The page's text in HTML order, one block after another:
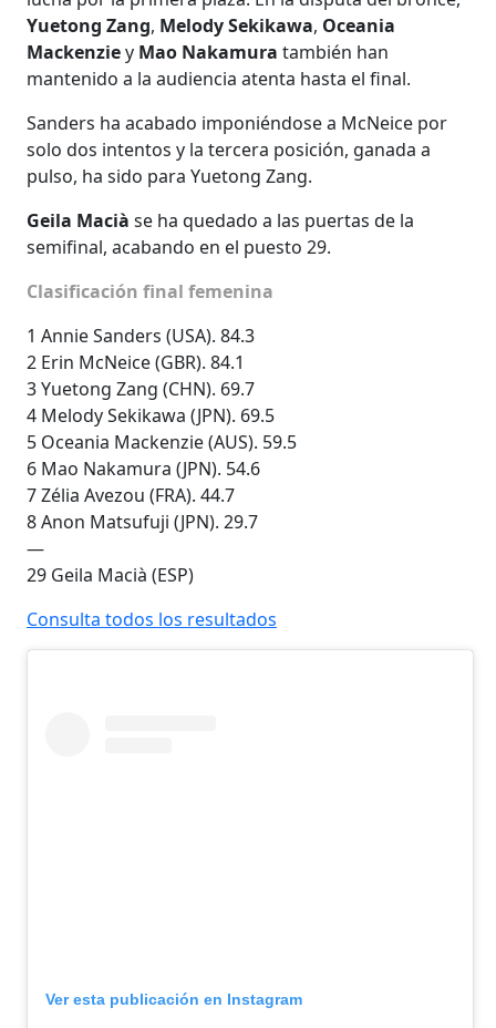
Yuetong Zang, Melody Sekikawa, Oceania
Mackenziey Mao Nakamura también han
mantenido a la audiencia atenta hasta el final.
Sanders ha acabado imponiéndose a McNeice por
solo dos intentos y la tercera posición, ganada a
pulso, ha sido para Yuetong Zang.
Geila Macià se ha quedado a las puertas de la
semifinal, acabando en el puesto 29.
Clasificación final femenina
1 Annie Sanders (USA). 84.3
2 Erin McNeice (GBR). 84.1
3 Yuetong Zang (CHN). 69.7
4 Melody Sekikawa (JPN). 69.5
5 Oceania Mackenzie (AUS). 59.5
6 Mao Nakamura (JPN). 54.6
7 Zélia Avezou (FRA). 44.7
8 Anon Matsufuji (JPN). 29.7
—
29 Geila Macià (ESP)
Consulta todos los resultados
Ver esta publicación en Instagram